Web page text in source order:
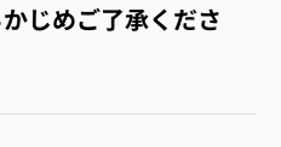
じめご了承くださ